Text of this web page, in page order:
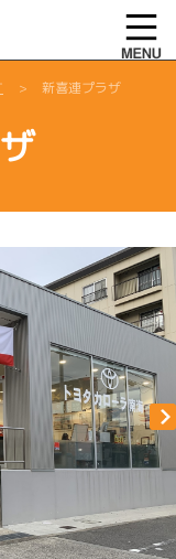
新喜連プラザ